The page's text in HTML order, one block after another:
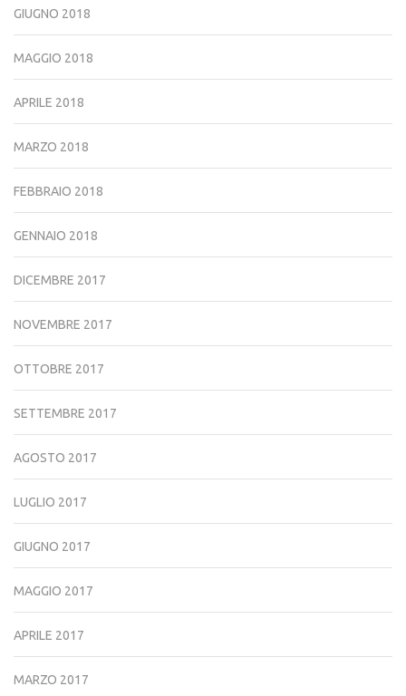
GIUGNO 2018
MAGGIO 2018
APRILE 2018
MARZO 2018
FEBBRAIO 2018
GENNAIO 2018
DICEMBRE 2017
NOVEMBRE 2017
OTTOBRE 2017
SETTEMBRE 2017
AGOSTO 2017
LUGLIO 2017
GIUGNO 2017
MAGGIO 2017
APRILE 2017
MARZO 2017